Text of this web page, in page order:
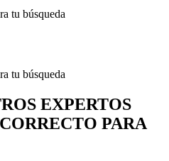
tu búsqueda
tu búsqueda
EXPERTOS
PARA